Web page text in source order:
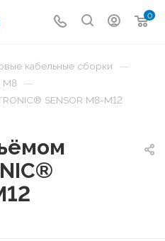
0
кабельные сборки —
M8 —
SENSOR M8-M12